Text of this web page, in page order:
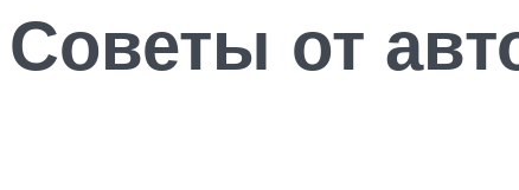
Советы от